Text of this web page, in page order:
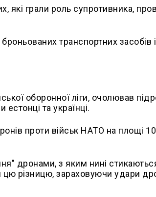
які грали роль супротивника,
транспортних засобів
оборонної ліги, очолював
та українці.
проти військ НАТО на площі
дронами, з яким нині стикаються
різницю, зараховуючи удари